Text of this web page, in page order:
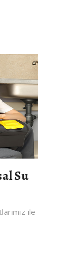
Su
ile